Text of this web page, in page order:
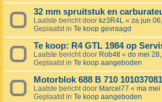
32 mm spruitstuk en
Laatste bericht door kz3R4L « za jun
Geplaatst in Te koop gevraagd
Te koop: R4 GTL 1984 op
Laatste bericht door Rob4tl « do mei
Geplaatst in Te koop aangeboden
Motorblok 688 B 710 101037081
Laatste bericht door Marcel77 « ma mei
Geplaatst in Te koop aangeboden